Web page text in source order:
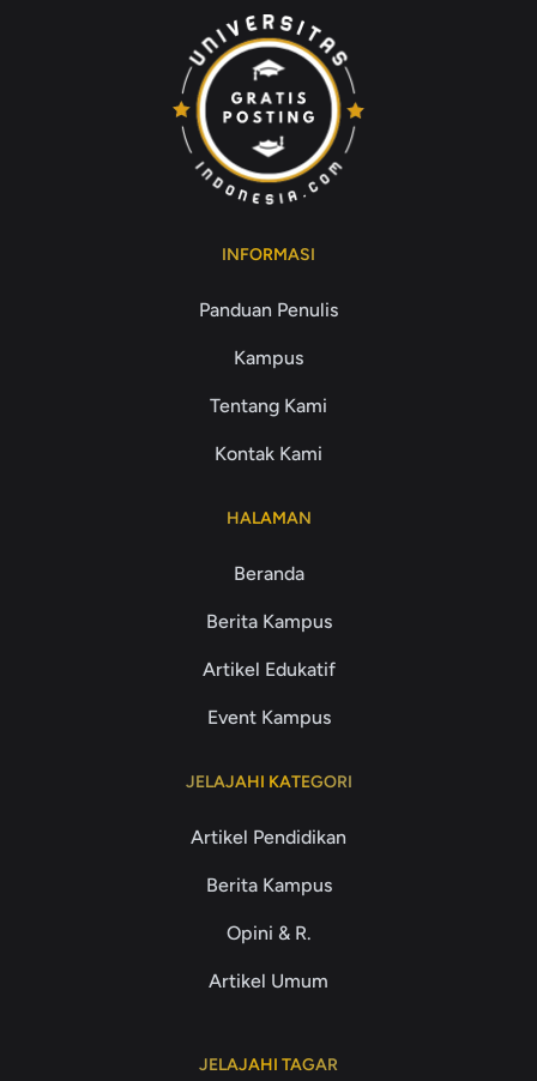
INFORMASI
Panduan Penulis
Kampus
Tentang Kami
Kontak Kami
HALAMAN
Beranda
Berita Kampus
Artikel Edukatif
Event Kampus
JELAJAHI KATEGORI
Artikel Pendidikan
Berita Kampus
Opini & R.
Artikel Umum
JELAJAHI TAGAR